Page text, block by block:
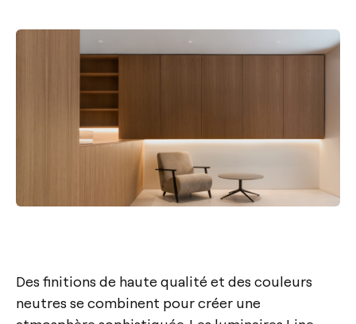
Des finitions de haute qualité et des couleurs
neutres se combinent pour créer une